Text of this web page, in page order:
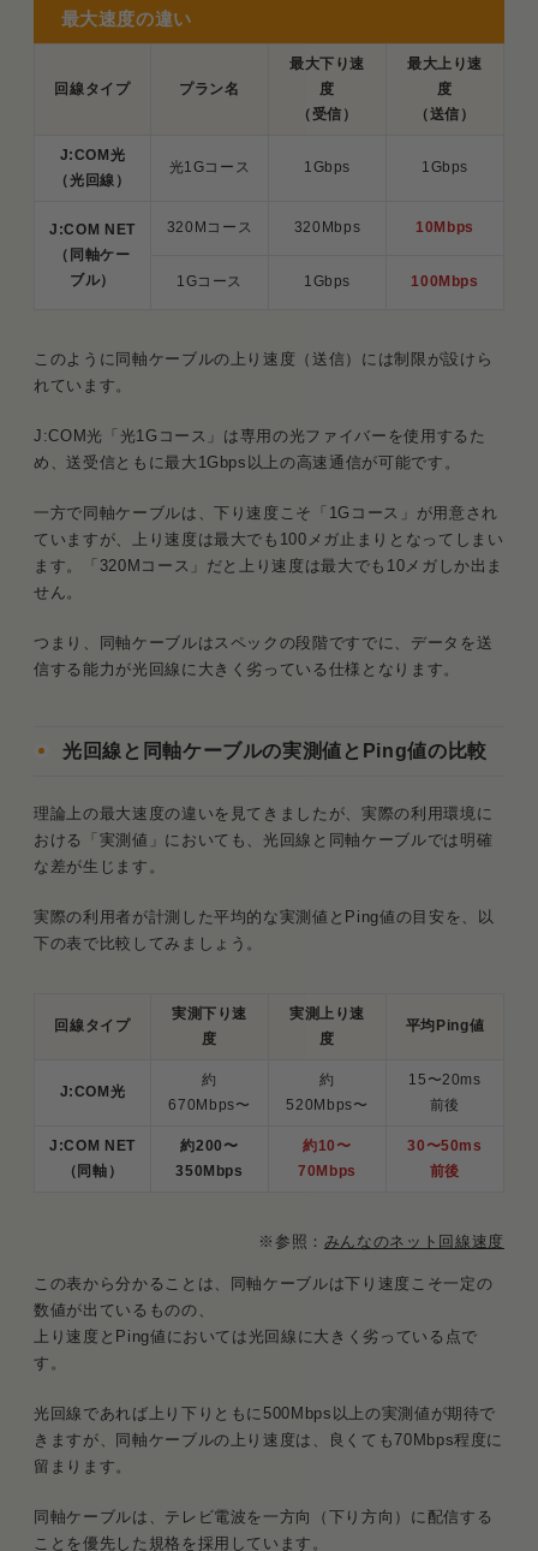
ま使っても問題ないですか？
まとめ．J:COMが同軸なら他社1ギガ回線の利用が
回線タイプ プラン名
最大下り速
度
（受信）
最大上り速
度
（送信）
J:COM光
（光回線）
光1Gコース 1Gbps 1Gbps
J:COM NET
（同軸ケー
ブル）
320Mコース 320Mbps 10Mbps
1Gコース 1Gbps 100Mbps
最大速度の違い
このように同軸ケーブルの上り速度（送信）には制限が設けら
れています。
J:COM光「光1Gコース」は専用の光ファイバーを使用するた
め、送受信ともに最大1Gbps以上の高速通信が可能です。
一方で同軸ケーブルは、下り速度こそ「1Gコース」が用意され
ていますが、上り速度は最大でも100メガ止まりとなってしまい
ます。「320Mコース」だと上り速度は最大でも10メガしか出ま
せん。
つまり、同軸ケーブルはスペックの段階ですでに、データを送
信する能力が光回線に大きく劣っている仕様となります。
光回線と同軸ケーブルの実測値とPing値の比較
理論上の最大速度の違いを見てきましたが、実際の利用環境に
おける「実測値」においても、光回線と同軸ケーブルでは明確
な差が生じます。
実際の利用者が計測した平均的な実測値とPing値の目安を、以
下の表で比較してみましょう。
回線タイプ
実測下り速
度
実測上り速
度
平均Ping値
J:COM光
約
670Mbps〜
約
520Mbps〜
15〜20ms
前後
J:COM NET
（同軸）
約200〜
350Mbps
約10〜
70Mbps
30〜50ms
前後
※参照： みんなのネット回線速度
この表から分かることは、同軸ケーブルは下り速度こそ一定の
数値が出ているものの、
上り速度とPing値においては光回線に大きく劣っている点で
す。
光回線であれば上り下りともに500Mbps以上の実測値が期待で
きますが、同軸ケーブルの上り速度は、良くても70Mbps程度に
留まります。
同軸ケーブルは、テレビ電波を一方向（下り方向）に配信する
ことを優先した規格を採用しています。